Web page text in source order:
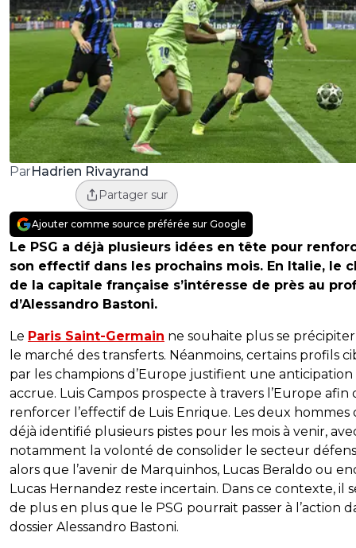
ParHadrien Rivayrand
Partager sur
Ajouter comme source préférée sur Google
Le PSG a déjà plusieurs idées en tête pour
son effectif dans les prochains mois. En Italie, le
de la capitale française s’intéresse de près au
d’Alessandro Bastoni.
Le Paris Saint-Germain ne souhaite plus se
le marché des transferts. Néanmoins, certains profils
par les champions d’Europe justifient une anticipation
accrue. Luis Campos prospecte à travers l’Europe afin
renforcer l’effectif de Luis Enrique. Les deux hommes
déjà identifié plusieurs pistes pour les mois à venir,
notamment la volonté de consolider le secteur
alors que l’avenir de Marquinhos, Lucas Beraldo ou
Lucas Hernandez reste incertain. Dans ce contexte, il
de plus en plus que le PSG pourrait passer à l’action
dossier Alessandro Bastoni.